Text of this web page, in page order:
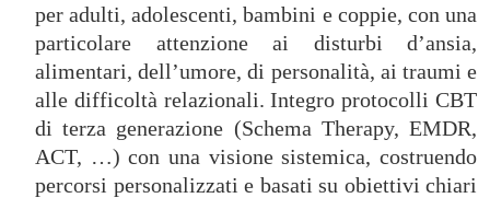
per adulti, adolescenti, bambini e coppie, con una
particolare attenzione ai disturbi d’ansia,
alimentari, dell’umore, di personalità, ai traumi e
alle difficoltà relazionali. Integro protocolli CBT
di terza generazione (Schema Therapy, EMDR,
ACT, …) con una visione sistemica, costruendo
percorsi personalizzati e basati su obiettivi chiari